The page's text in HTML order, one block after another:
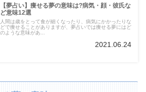
【夢占い】痩せる夢の意味は?病気・顔・彼氏な
ど意味12選
人間は歳をとって食が細くなったり、病気にかかったりな
どで痩せることがありますが、夢占いでは痩せる夢にはど
のような意味があ...
2021.06.24